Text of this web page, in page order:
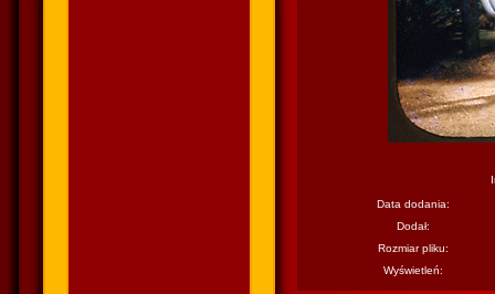
Data dodania:
Dodał:
Rozmiar pliku:
Wyświetleń: